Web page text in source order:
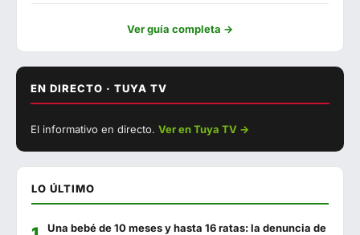
Restaurante Playa 956 440 197
El Mercado 956 444 551
Oasis 956 441 127
Feduchy 956 440 992
Ver guía completa →
EN DIRECTO · TUYA TV
EN DIRECTO
El informativo en directo. Ver en Tuya TV →
LO ÚLTIMO
Una bebé de 10 meses y hasta 16 ratas: la denuncia de